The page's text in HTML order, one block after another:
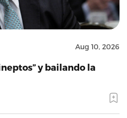
Aug 10, 2026
y bailando la